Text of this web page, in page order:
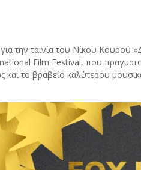
την ταινία του Νίκου Κουρού
Film Festival, που
και το βραβείο καλύτερου